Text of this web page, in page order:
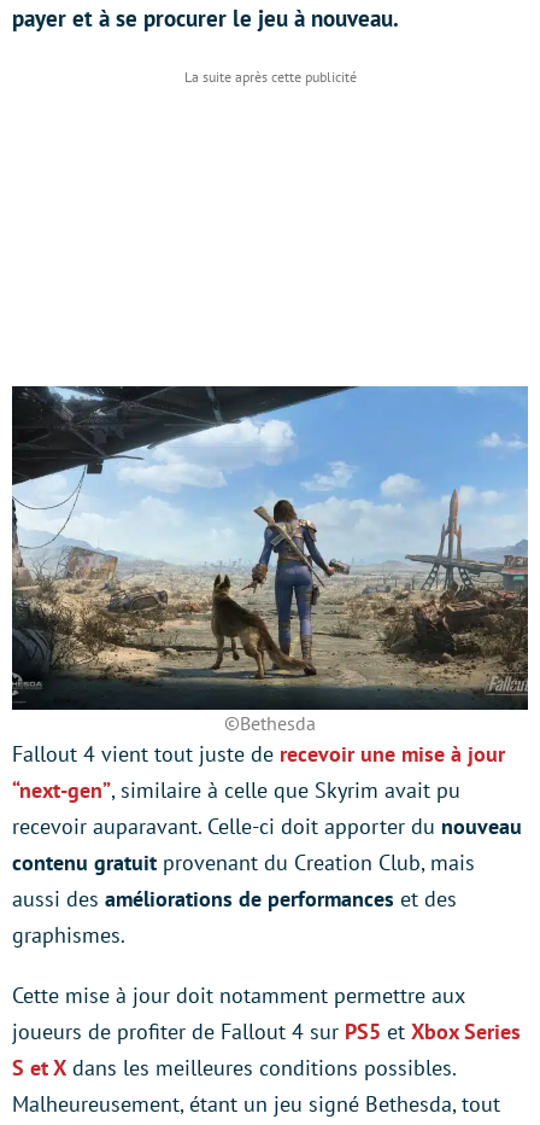
payer et à se procurer le jeu à nouveau.
©Bethesda
Fallout 4 vient tout juste de recevoir une mise à jour
“next-gen”, similaire à celle que Skyrim avait pu
recevoir auparavant. Celle-ci doit apporter du nouveau
contenu gratuit provenant du Creation Club, mais
aussi des améliorations de performances et des
graphismes.
Cette mise à jour doit notamment permettre aux
joueurs de profiter de Fallout 4 sur PS5 et Xbox Series
S et X dans les meilleures conditions possibles.
Malheureusement, étant un jeu signé Bethesda, tout